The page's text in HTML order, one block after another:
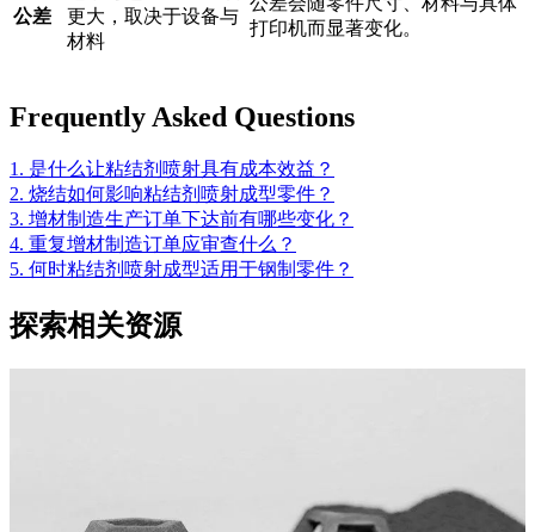
公差
更大，取决于设备与
材料
打印机而显著变化。
Frequently Asked Questions
1. 是什么让粘结剂喷射具有成本效益？
2. 烧结如何影响粘结剂喷射成型零件？
3. 增材制造生产订单下达前有哪些变化？
4. 重复增材制造订单应审查什么？
5. 何时粘结剂喷射成型适用于钢制零件？
探索相关资源